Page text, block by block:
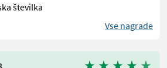
številka
Vse nagrade